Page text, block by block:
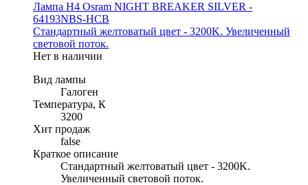
Лампа H4 Osram NIGHT BREAKER SILVER -
64193NBS-HCB
Стандартный желтоватый цвет - 3200K. Увеличенный
световой поток.
Нет в наличии
Вид лампы
Галоген
Температура, К
3200
Хит продаж
false
Краткое описание
Стандартный желтоватый цвет - 3200K.
Увеличенный световой поток.